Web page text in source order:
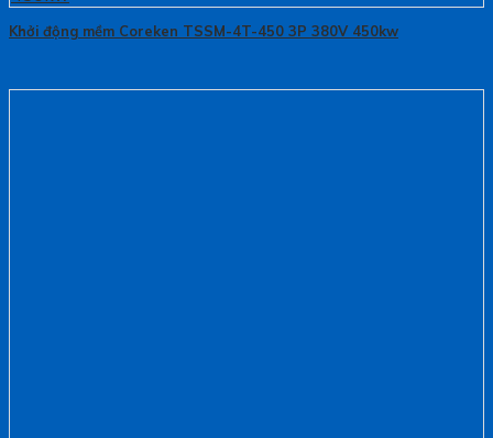
Khởi động mềm Coreken TSSM-4T-450 3P 380V 450kw